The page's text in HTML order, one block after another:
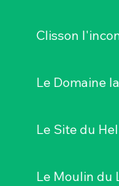
Clisson
Le Domaine
Le Site du
Le Moulin du
, brewpub et
et les
de